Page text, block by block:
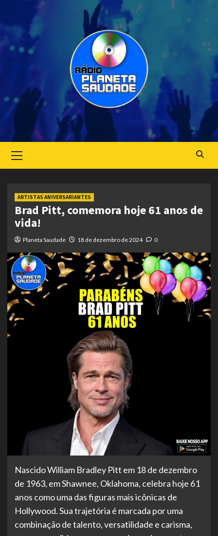
Menu
ARTISTAS ANIVERSARIANTES
Brad Pitt, comemora hoje 61 anos de
vida!
Planeta Saudade 18 de dezembro de 2024 0
Nascido William Bradley Pitt em 18 de dezembro
de 1963, em Shawnee, Oklahoma, celebra hoje 61
anos como uma das figuras mais icônicas de
Hollywood. Sua trajetória é marcada por uma
combinação de talento, versatilidade e carisma,